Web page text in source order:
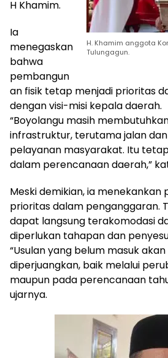
H. Khamim anggota
Tulungagun.
H Khamim.
Ia
menegaskan
bahwa
pembangun
an fisik tetap menjadi prioritas
dengan visi-misi kepala daerah.
“Boyolangu masih
infrastruktur, terutama jalan
pelayanan masyarakat. Itu
dalam perencanaan daerah,”
Meski demikian, ia menekankan
prioritas dalam penganggaran.
dapat langsung terakomodasi
diperlukan tahapan dan
“Usulan yang belum masuk
diperjuangkan, baik melalui
maupun pada perencanaan
ujarnya.